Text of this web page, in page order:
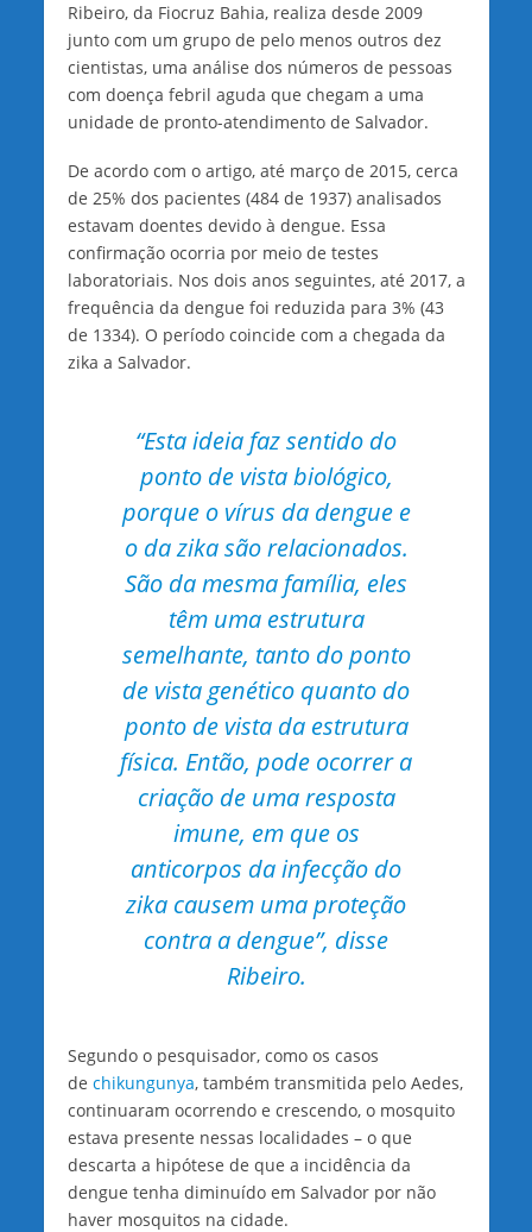
Ribeiro, da Fiocruz Bahia, realiza desde 2009
junto com um grupo de pelo menos outros dez
cientistas, uma análise dos números de pessoas
com doença febril aguda que chegam a uma
unidade de pronto-atendimento de Salvador.
De acordo com o artigo, até março de 2015, cerca
de 25% dos pacientes (484 de 1937) analisados
estavam doentes devido à dengue. Essa
confirmação ocorria por meio de testes
laboratoriais. Nos dois anos seguintes, até 2017, a
frequência da dengue foi reduzida para 3% (43
de 1334). O período coincide com a chegada da
zika a Salvador.
“Esta ideia faz sentido do
ponto de vista biológico,
porque o vírus da dengue e
o da zika são relacionados.
São da mesma família, eles
têm uma estrutura
semelhante, tanto do ponto
de vista genético quanto do
ponto de vista da estrutura
física. Então, pode ocorrer a
criação de uma resposta
imune, em que os
anticorpos da infecção do
zika causem uma proteção
contra a dengue”, disse
Ribeiro.
Segundo o pesquisador, como os casos
de chikungunya, também transmitida pelo Aedes,
continuaram ocorrendo e crescendo, o mosquito
estava presente nessas localidades – o que
descarta a hipótese de que a incidência da
dengue tenha diminuído em Salvador por não
haver mosquitos na cidade.